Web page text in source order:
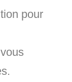
pour